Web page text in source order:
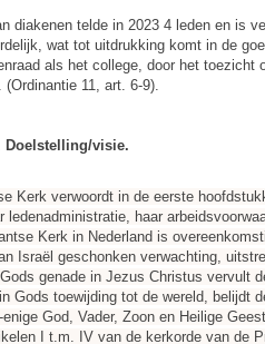
diakenen telde in 2023 4 leden en is
wat tot uitdrukking komt in de
als het college, door het
(Ordinantie 11, art. 6-9).
Doelstelling/visie.
Kerk verwoordt in de eerste
ledenadministratie, haar
Kerk in Nederland is
Israël geschonken verwachting,
genade in Jezus Christus vervult
Gods toewijding tot de wereld, belijdt
God, Vader, Zoon en Heilige
I t.m. IV van de kerkorde van de